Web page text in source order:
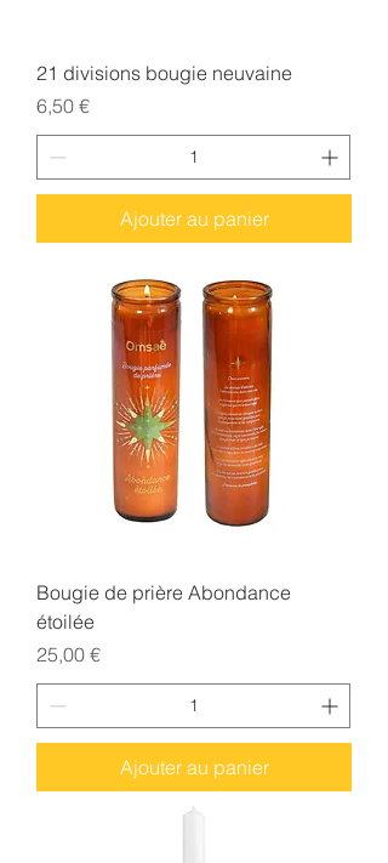
21 divisions bougie neuvaine
Prix
6,50 €
Ajouter au panier
Bougie de prière Abondance
étoilée
Prix
25,00 €
Ajouter au panier